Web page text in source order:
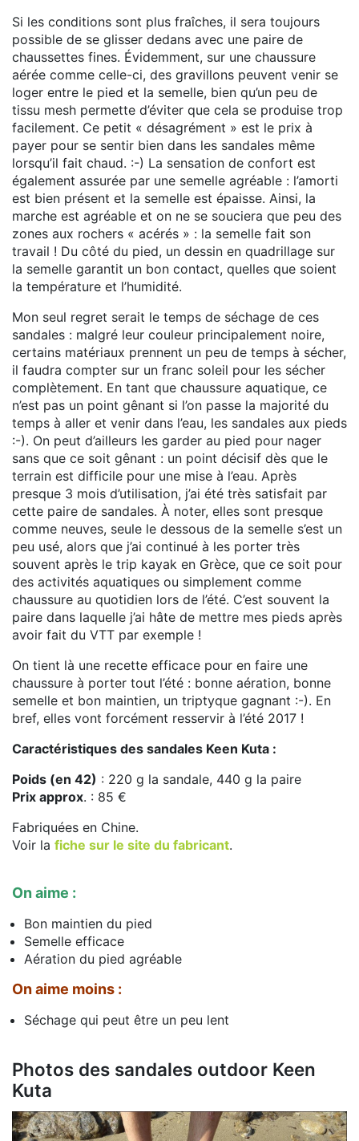
Si les conditions sont plus fraîches, il sera toujours
possible de se glisser dedans avec une paire de
chaussettes fines. Évidemment, sur une chaussure
aérée comme celle-ci, des gravillons peuvent venir se
loger entre le pied et la semelle, bien qu’un peu de
tissu mesh permette d’éviter que cela se produise trop
facilement. Ce petit « désagrément » est le prix à
payer pour se sentir bien dans les sandales même
lorsqu’il fait chaud. :-) La sensation de confort est
également assurée par une semelle agréable : l’amorti
est bien présent et la semelle est épaisse. Ainsi, la
marche est agréable et on ne se souciera que peu des
zones aux rochers « acérés » : la semelle fait son
travail ! Du côté du pied, un dessin en quadrillage sur
la semelle garantit un bon contact, quelles que soient
la température et l’humidité.
Mon seul regret serait le temps de séchage de ces
sandales : malgré leur couleur principalement noire,
certains matériaux prennent un peu de temps à sécher,
il faudra compter sur un franc soleil pour les sécher
complètement. En tant que chaussure aquatique, ce
n’est pas un point gênant si l’on passe la majorité du
temps à aller et venir dans l’eau, les sandales aux pieds
:-). On peut d’ailleurs les garder au pied pour nager
sans que ce soit gênant : un point décisif dès que le
terrain est difficile pour une mise à l’eau. Après
presque 3 mois d’utilisation, j’ai été très satisfait par
cette paire de sandales. À noter, elles sont presque
comme neuves, seule le dessous de la semelle s’est un
peu usé, alors que j’ai continué à les porter très
souvent après le trip kayak en Grèce, que ce soit pour
des activités aquatiques ou simplement comme
chaussure au quotidien lors de l’été. C’est souvent la
paire dans laquelle j’ai hâte de mettre mes pieds après
avoir fait du VTT par exemple !
On tient là une recette efficace pour en faire une
chaussure à porter tout l’été : bonne aération, bonne
semelle et bon maintien, un triptyque gagnant :-). En
bref, elles vont forcément resservir à l’été 2017 !
Caractéristiques des sandales Keen Kuta :
Poids (en 42) : 220 g la sandale, 440 g la paire
Prix approx. : 85 €
Fabriquées en Chine.
Voir la fiche sur le site du fabricant.
On aime :
Bon maintien du pied
Semelle efficace
Aération du pied agréable
On aime moins :
Séchage qui peut être un peu lent
Photos des sandales outdoor Keen
Kuta